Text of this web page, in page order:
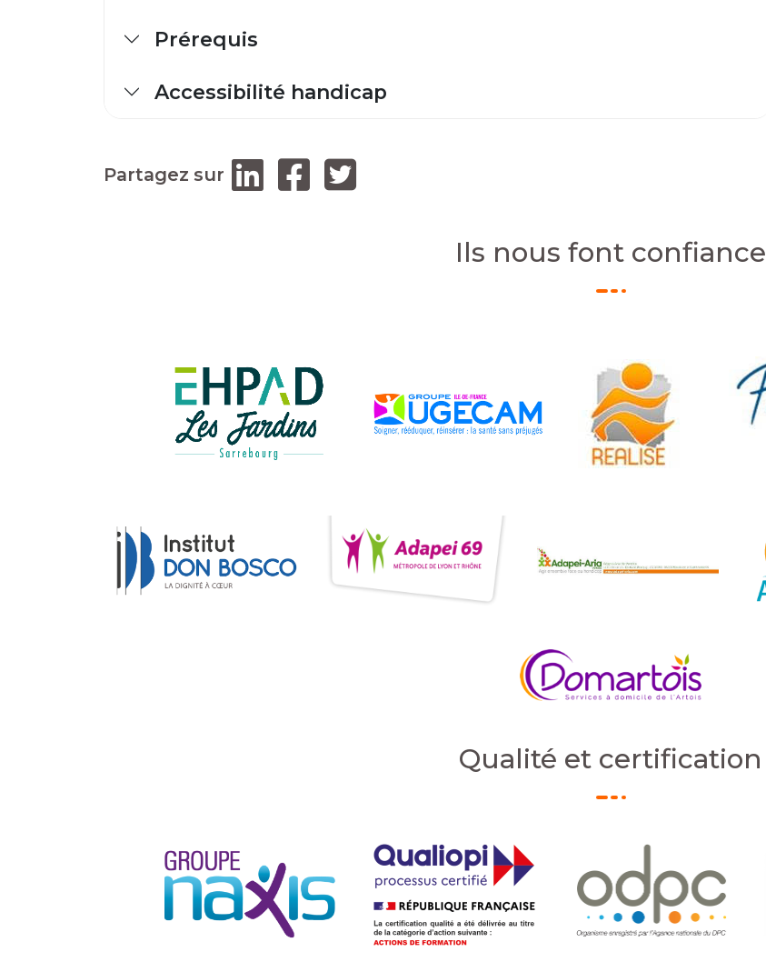
Prérequis
Accessibilité handicap
Partagez sur
Ils nous font confiance
Qualité et certification